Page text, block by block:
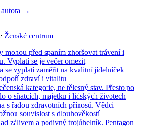
autora →
Ženské centrum
mohou před spaním zhoršovat trávení i
Vyplatí se je večer omezit
se vyplatí zaměřit na kvalitní jídelníček.
zdraví i vitalitu
kategorie, ne tělesný stav. Přesto po
o sňatcích, majetku i lidských životech
s řadou zdravotních přínosů. Vědci
souvislost s dlouhověkostí
zálivem a podivný trojúhelník. Pentagon